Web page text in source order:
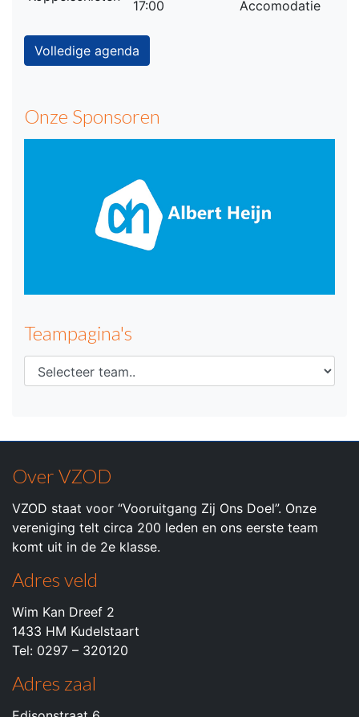
17:00
Accomodatie
Volledige agenda
Onze Sponsoren
Teampagina's
Over VZOD
VZOD staat voor “Vooruitgang Zij Ons Doel”. Onze
vereniging telt circa 200 leden en ons eerste team
komt uit in de 2e klasse.
Adres veld
Wim Kan Dreef 2
1433 HM Kudelstaart
Tel: 0297 – 320120
Adres zaal